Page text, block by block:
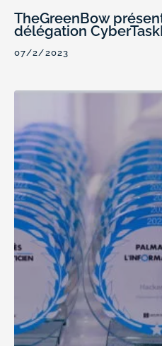
TheGreenBow
délégation
07/2/2023